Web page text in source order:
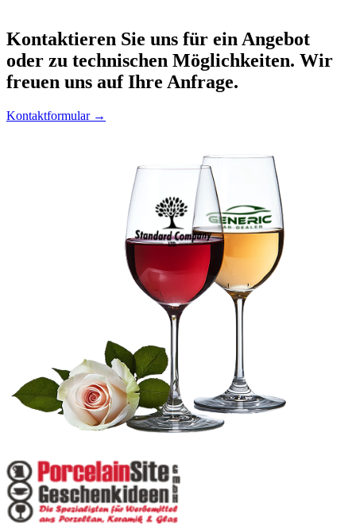
Kontaktieren Sie uns für ein Angebot
oder zu technischen Möglichkeiten. Wir
freuen uns auf Ihre Anfrage.
Kontaktformular →